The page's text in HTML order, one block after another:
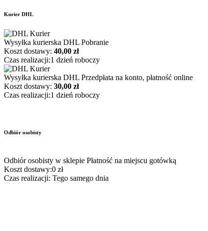
Kurier DHL
Wysyłka kurierska DHL Pobranie
Koszt dostawy: 40,00 zł
Czas realizacji:1 dzień roboczy
Wysyłka kurierska DHL Przedpłata na konto, płatność online
Koszt dostawy: 30,00 zł
Czas realizacji:1 dzień roboczy
Odbiór osobisty
Odbiór osobisty w sklepie Płatność na miejscu gotówką
Koszt dostawy:0 zł
Czas realizacji: Tego samego dnia